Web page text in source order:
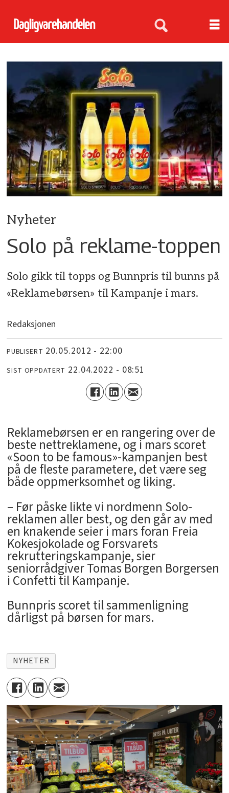
Nyheter
Solo på reklame-toppen
Solo gikk til topps og Bunnpris til bunns på
«Reklamebørsen» til Kampanje i mars.
Redaksjonen
PUBLISERT 20.05.2012 - 22:00
SIST OPPDATERT 22.04.2022 - 08:51
Reklamebørsen er en rangering over de
beste nettreklamene, og i mars scoret
«Soon to be famous»-kampanjen best
på de fleste parametere, det være seg
både oppmerksomhet og liking.
– Før påske likte vi nordmenn Solo-
reklamen aller best, og den går av med
en knakende seier i mars foran Freia
Kokesjokolade og Forsvarets
rekrutteringskampanje, sier
seniorrådgiver Tomas Borgen Borgersen
i Confetti til Kampanje.
Bunnpris scoret til sammenligning
dårligst på børsen for mars.
NYHETER